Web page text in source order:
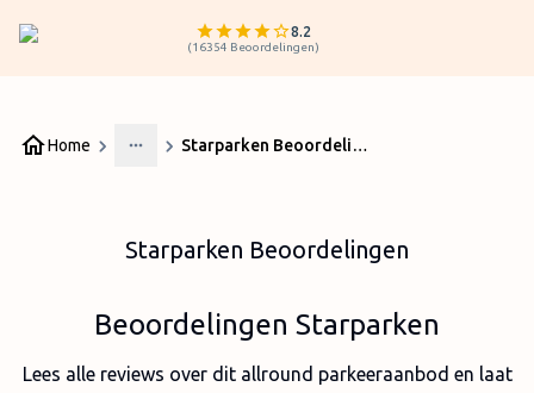
8.2
(16354 Beoordelingen)
Home
More
Starparken Beoordelingen
Starparken Beoordelingen
Beoordelingen Starparken
Lees alle reviews over dit allround parkeeraanbod en laat